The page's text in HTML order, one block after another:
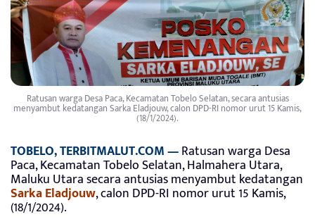
Ratusan warga Desa Paca, Kecamatan Tobelo Selatan, secara antusias
menyambut kedatangan Sarka Eladjouw, calon DPD-RI nomor urut 15 Kamis,
(18/1/2024).
TOBELO, TERBITMALUT.COM —Ratusan warga Desa
Paca, Kecamatan Tobelo Selatan, Halmahera Utara,
Maluku Utara secara antusias menyambut kedatangan
Sarka Eladjouw, calon DPD-RI nomor urut 15 Kamis,
(18/1/2024).